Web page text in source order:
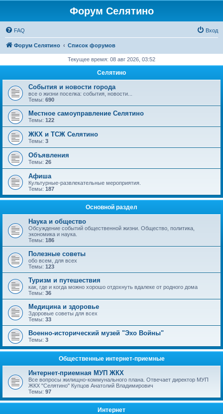
Форум Селятино
FAQ Вход
Форум Селятино Список форумов
Текущее время: 08 авг 2026, 03:52
Селятино
События и новости города
все о жизни поселка: события, новости...
Темы: 690
Местное самоуправление Селятино
Темы: 122
ЖКХ и ТСЖ Селятино
Темы: 3
Объявления
Темы: 26
Афиша
Культурные-развлекательные мероприятия.
Темы: 187
Основной раздел
Наука и общество
Обсуждение событий общественной жизни. Общество, политика,
экономика и наука.
Темы: 186
Полезные советы
обо всем, для всех
Темы: 123
Туризм и путешествия
как, где и когда можно хорошо отдохнуть вдалеке от родного дома
Темы: 36
Медицина и здоровье
Здоровые советы для всех
Темы: 33
Военно-исторический музей "Эхо Войны"
Темы: 3
Общественные интернет-приемные
Интернет-приемная МУП ЖКХ
Все вопросы жилищно-коммунального плана. Отвечает директор МУП
ЖКХ "Селятино" Купцов Анатолий Владимирович
Темы: 97
Интернет